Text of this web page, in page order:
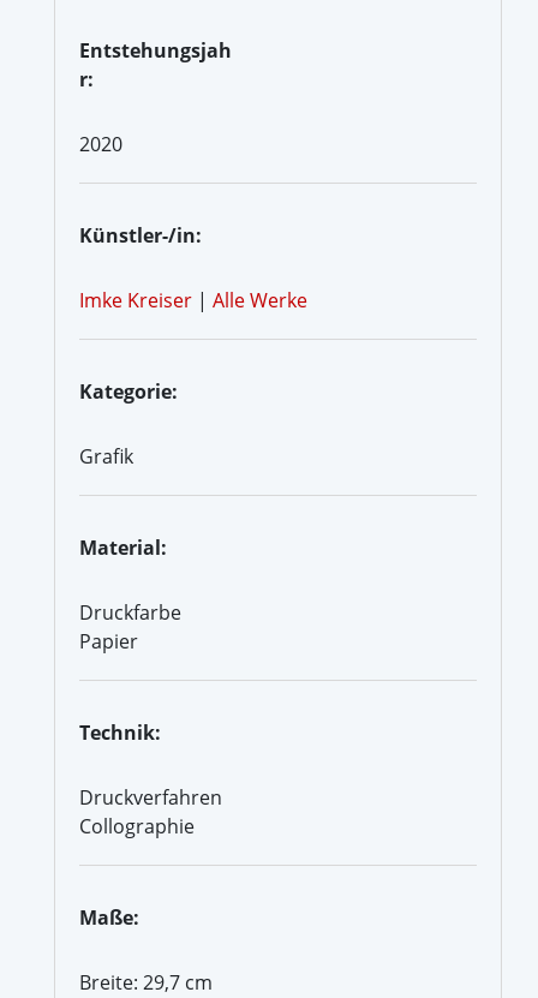
Entstehungsjah
r:
2020
Künstler-/in:
Imke Kreiser | Alle Werke
Kategorie:
Grafik
Material:
Druckfarbe
Papier
Technik:
Druckverfahren
Collographie
Maße:
Breite: 29,7 cm